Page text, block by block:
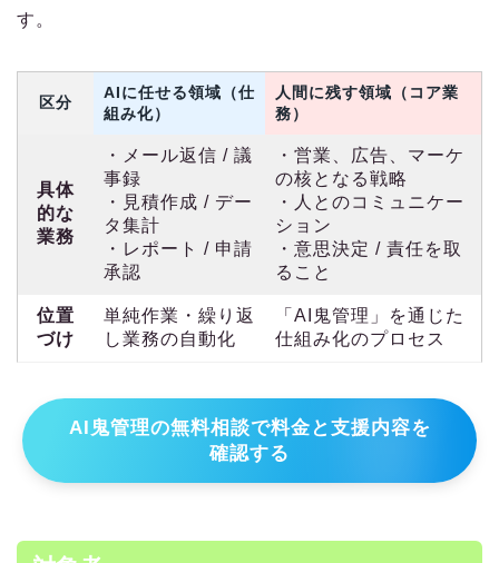
す。
区分
AIに任せる領域（仕
組み化）
人間に残す領域（コア業
務）
具体
的な
業務
・メール返信 / 議
事録
・見積作成 / デー
タ集計
・レポート / 申請
承認
・営業、広告、マーケ
の核となる戦略
・人とのコミュニケー
ション
・意思決定 / 責任を取
ること
位置
づけ
単純作業・繰り返
し業務の自動化
「AI鬼管理」を通じた
仕組み化のプロセス
AI鬼管理の無料相談で料金と支援内容を
確認する